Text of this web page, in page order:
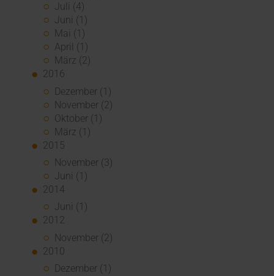
Juli (4)
Juni (1)
Mai (1)
April (1)
März (2)
2016
Dezember (1)
November (2)
Oktober (1)
März (1)
2015
November (3)
Juni (1)
2014
Juni (1)
2012
November (2)
2010
Dezember (1)